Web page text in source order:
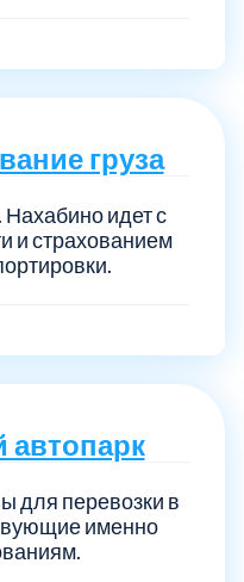
груза
Нахабино идет с
и страхованием
для перевозки в
именно